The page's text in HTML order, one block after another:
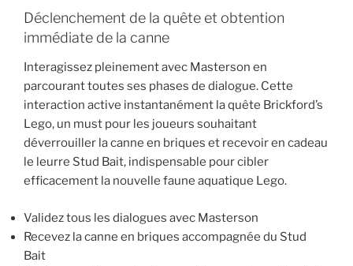
Déclenchement de la quête et obtention
immédiate de la canne
Interagissez pleinement avec Masterson en
parcourant toutes ses phases de dialogue. Cette
interaction active instantanément la quête Brickford’s
Lego, un must pour les joueurs souhaitant
déverrouiller la canne en briques et recevoir en cadeau
le leurre Stud Bait, indispensable pour cibler
efficacement la nouvelle faune aquatique Lego.
Validez tous les dialogues avec Masterson
Recevez la canne en briques accompagnée du Stud
Bait